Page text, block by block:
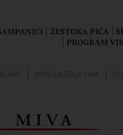
ŽESTOKA PIĆA
PROGRAM
BAR MIVA GALERIJA VINA